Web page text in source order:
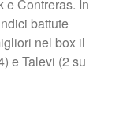
e Contreras. In
battute
nel box il
e Talevi (2 su